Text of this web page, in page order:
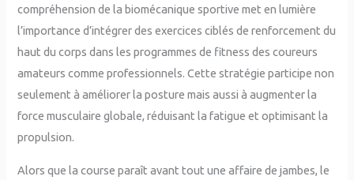
compréhension de la biomécanique sportive met en lumière
l’importance d’intégrer des exercices ciblés de renforcement du
haut du corps dans les programmes de fitness des coureurs
amateurs comme professionnels. Cette stratégie participe non
seulement à améliorer la posture mais aussi à augmenter la
force musculaire globale, réduisant la fatigue et optimisant la
propulsion.
Alors que la course paraît avant tout une affaire de jambes, le